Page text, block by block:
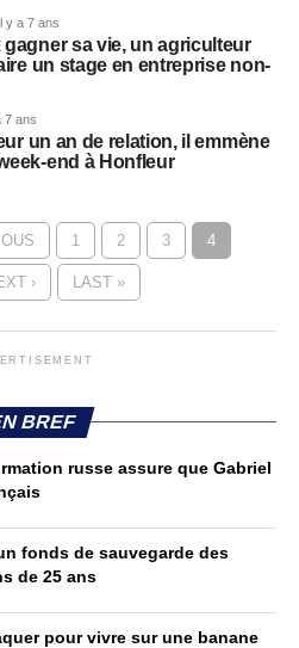
y a 7 ans
gagner sa vie, un agriculteur
un stage en entreprise non-
7 ans
un an de relation, il emmène
end à Honfleur
1 2 3 4
› LAST »
BREF
russe assure que Gabriel
fonds de sauvegarde des
de 25 ans
pour vivre sur une banane